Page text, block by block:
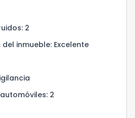
: 2
del inmueble: Excelente
: 2